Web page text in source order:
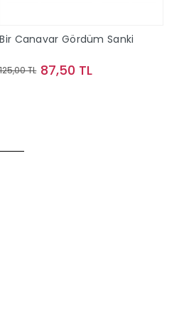
Bir Canavar Gördüm Sanki
125,00 TL 87,50 TL